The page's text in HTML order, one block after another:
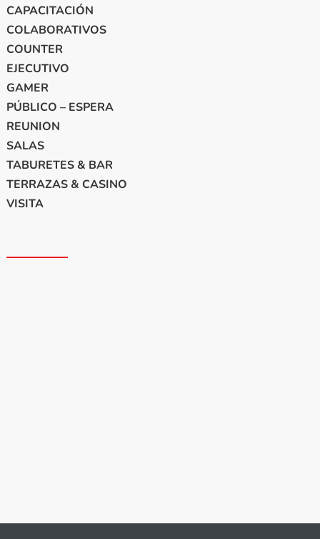
CAPACITACIÓN
COLABORATIVOS
COUNTER
EJECUTIVO
GAMER
PÚBLICO – ESPERA
REUNION
SALAS
TABURETES & BAR
TERRAZAS & CASINO
VISITA